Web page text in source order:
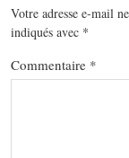
Votre adresse e-mail
indiqués avec *
Commentaire *